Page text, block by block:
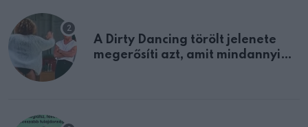
A Dirty Dancing törölt jelenete
megerősíti azt, amit mindannyian